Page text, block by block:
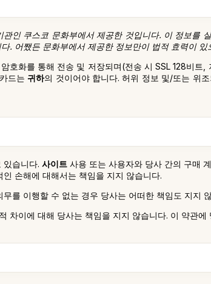
인 쿠스코 문화부에서 제공한 것입니다. 이 정보
. 어쨌든 문화부에서 제공한 정보만이 법적 효력이
호화를 통해 전송 및 저장되며(전송 시 SSL 128비트,
드는귀하의 것이어야 합니다. 허위 정보 및/또는 위
있습니다. 사이트 사용 또는 사용자와 당사 간의 구매
손해에 대해서는 책임을 지지 않습니다.
를 이행할 수 없는 경우 당사는 어떠한 책임도 지지
차이에 대해 당사는 책임을 지지 않습니다. 이 약관